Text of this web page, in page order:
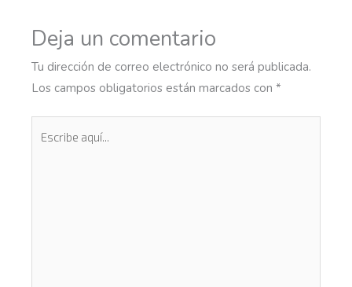
Deja un comentario
Tu dirección de correo electrónico no será publicada.
Los campos obligatorios están marcados con*